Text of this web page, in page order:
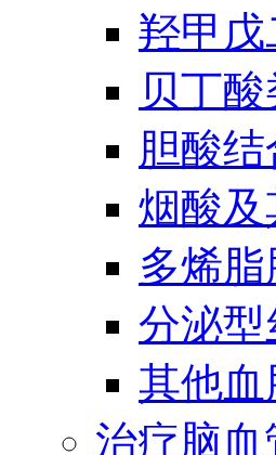
羟甲
贝丁
胆酸
烟酸
多烯
分泌型
其他
治疗脑血